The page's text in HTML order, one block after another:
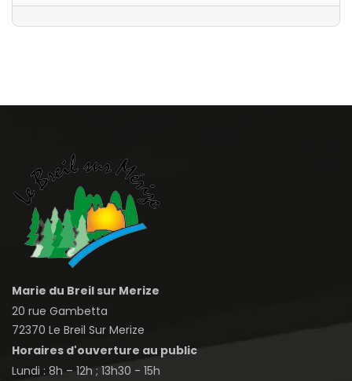
Marie du Breil sur Merize
20 rue Gambetta
72370 Le Breil Sur Merize
Horaires d'ouverture au public
Lundi : 8h – 12h ; 13h30 - 15h